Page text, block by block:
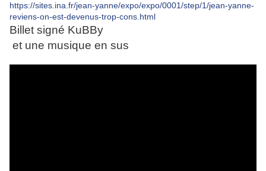
https://sites.ina.fr/jean-yanne/expo/expo/0001/step/1/jean-yanne-
reviens-on-est-devenus-trop-cons.html
Billet signé KuBBy
et une musique en sus